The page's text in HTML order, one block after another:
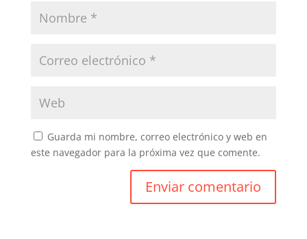
Guarda mi nombre, correo electrónico y web en
este navegador para la próxima vez que comente.